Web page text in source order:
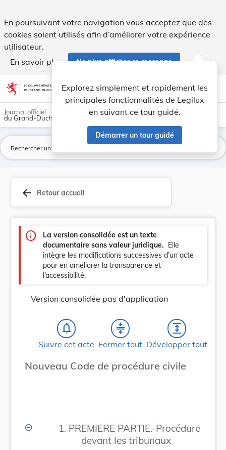
En poursuivant votre navigation vous acceptez que des
cookies soient utilisés afin d’améliorer votre expérience
utilisateur.
En savoir plus
Ne plus afficher ce message
Aller au contenu account_circle help Aide
Explorez simplement et rapidement les
principales fonctionnalités de Legilux
en suivant ce tour guidé.
Démarrer un tour guidé
light_mode dark_mode
Journal officiel
du Grand-Duché de Luxembourg
arrow_back Retour accueil
info
La version consolidée est un texte
documentaire sans valeur juridique. Elle
intègre les modifications successives d’un acte
pour en améliorer la transparence et
l’accessibilité.
Version consolidée pas d'application
notifications_none
Suivre cet acte
compress
Fermer tout
expand
Développer tout
Nouveau Code de procédure civile
1. PREMIERE PARTIE.-Procédure
devant les tribunaux